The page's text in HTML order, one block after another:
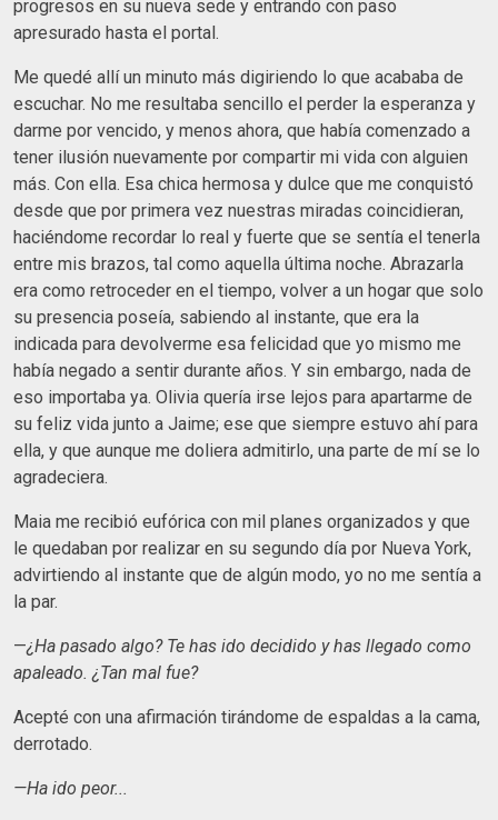
progresos en su nueva sede y entrando con paso
apresurado hasta el portal.
Me quedé allí un minuto más digiriendo lo que acababa de
escuchar. No me resultaba sencillo el perder la esperanza y
darme por vencido, y menos ahora, que había comenzado a
tener ilusión nuevamente por compartir mi vida con alguien
más. Con ella. Esa chica hermosa y dulce que me conquistó
desde que por primera vez nuestras miradas coincidieran,
haciéndome recordar lo real y fuerte que se sentía el tenerla
entre mis brazos, tal como aquella última noche. Abrazarla
era como retroceder en el tiempo, volver a un hogar que solo
su presencia poseía, sabiendo al instante, que era la
indicada para devolverme esa felicidad que yo mismo me
había negado a sentir durante años. Y sin embargo, nada de
eso importaba ya. Olivia quería irse lejos para apartarme de
su feliz vida junto a Jaime; ese que siempre estuvo ahí para
ella, y que aunque me doliera admitirlo, una parte de mí se lo
agradeciera.
Maia me recibió eufórica con mil planes organizados y que
le quedaban por realizar en su segundo día por Nueva York,
advirtiendo al instante que de algún modo, yo no me sentía a
la par.
—¿Ha pasado algo? Te has ido decidido y has llegado como
apaleado. ¿Tan mal fue?
Acepté con una afirmación tirándome de espaldas a la cama,
derrotado.
—Ha ido peor...